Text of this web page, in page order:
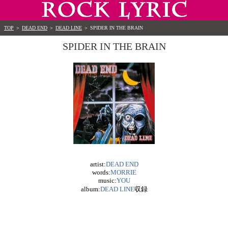
TOP ＞ DEAD END ＞ DEAD LINE ＞ SPIDER IN THE BRAIN
SPIDER IN THE BRAIN
artist:DEAD END
words:MORRIE
music:YOU
album:DEAD LINE収録